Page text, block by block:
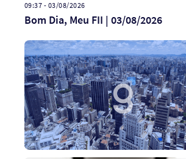
09:37 - 03/08/2026
Bom Dia, Meu FII | 03/08/2026